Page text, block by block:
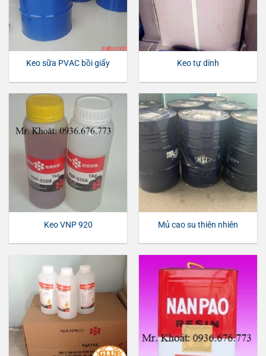
Keo sữa PVAC bồi giấy Keo tự dính
Keo VNP 920 Mủ cao su thiên nhiên